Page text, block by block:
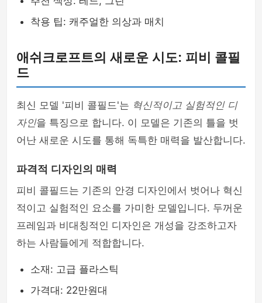
착용 팁: 캐주얼한 의상과 매치
애쉬크로프트의 새로운 시도: 피비 콜필
드
최신 모델 '피비 콜필드'는 혁신적이고 실험적인 디
자인을 특징으로 합니다. 이 모델은 기존의 틀을 벗
어난 새로운 시도를 통해 독특한 매력을 발산합니다.
파격적 디자인의 매력
피비 콜필드는 기존의 안경 디자인에서 벗어나 혁신
적이고 실험적인 요소를 가미한 모델입니다. 두꺼운
프레임과 비대칭적인 디자인은 개성을 강조하고자
하는 사람들에게 적합합니다.
소재: 고급 플라스틱
가격대: 22만원대